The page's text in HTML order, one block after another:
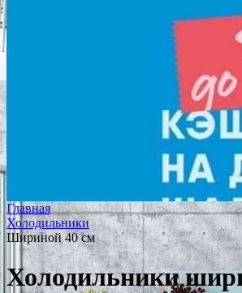
Главная
Холодильники
Шириной 40 см
Холодильники